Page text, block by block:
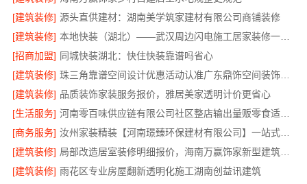
[建筑装修] 源头直供建材：湖南美学筑家建材有限公司商铺装修
[建筑装修]
本地快装（湖北）——武汉周边闪电施工居家装修一楼带院
[招商加盟] 同城快装湖北：快住快装靠谱吗省心
[建筑装修]
珠三角靠谱空间设计优惠活动认准广东鼎饰空间装饰工程有限公司
[建筑装修] 品质装饰家装服务报价，雅居美家透明计价更省心
[生活服务]
河南零百味供应链有限公司社区整店输出量贩零食适配全场景
[商务服务]
汝州家装精装【河南璟臻环保建材有限公司】一站式整体装修服务
[建筑装修]
局部改造居室装修明细报价，海南万赢饰家新型建筑材料有限公司
[建筑装修] 雨花区专业房屋翻新透明化施工湖南创益讯建筑